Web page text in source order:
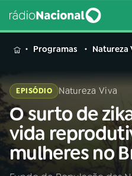
MENU
Buscar
na
Rádio
Nacional
Programas Natureza
EPISÓDIO Natureza Viva
O surto de
vida
mulheres no